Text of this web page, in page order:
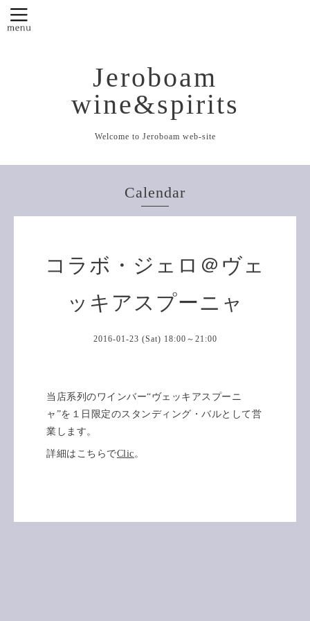
Jeroboam
wine&spirits
Welcome to Jeroboam web-site
Calendar
コラボ・ジェロ＠ヴェ
ッキアスプーニャ
2016-01-23 (Sat) 18:00～21:00
当店系列のワインバー“ヴェッキアスプーニ
ャ”を１日限定のスタンディング・バルとして営
業します。
詳細はこちらでClic 。